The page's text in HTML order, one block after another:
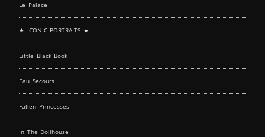
Le Palace
★ ICONIC PORTRAITS ★
Little Black Book
Eau Secours
Fallen Princesses
In The Dollhouse